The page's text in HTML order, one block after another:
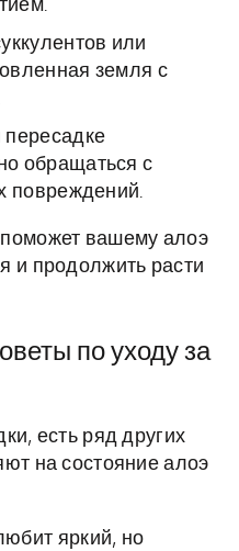
или
земля с
обращаться с
повреждений.
вашему алоэ
и продолжить расти
по уходу за
есть ряд других
на состояние алоэ
яркий, но